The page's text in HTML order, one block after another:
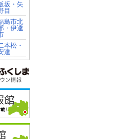
坂・矢
目
島市北
・伊達
本松・
達